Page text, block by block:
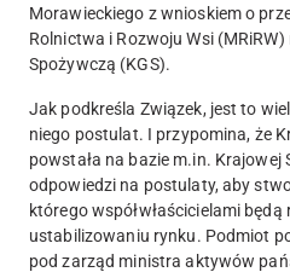
Morawieckiego z wnioskiem o
Rolnictwa i Rozwoju Wsi
Spożywczą (KGS).
Jak podkreśla Związek, jest to
niego postulat. I przypomina, że
powstała na bazie m.in. Krajowej
odpowiedzi na postulaty, aby
którego współwłaścicielami
ustabilizowaniu rynku. Podmiot
pod zarząd ministra aktywów